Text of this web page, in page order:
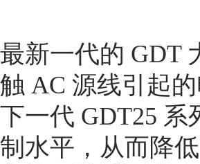
最新一代的 GDT
触 AC 源线引起
下一代 GDT25
制水平，从而降